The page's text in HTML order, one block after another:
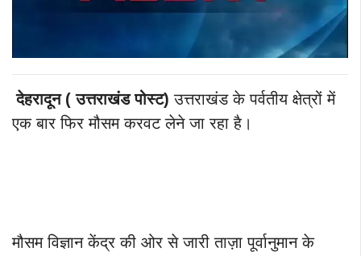
देहरादून ( उत्तराखंड पोस्ट) उत्तराखंड के पर्वतीय क्षेत्रों में
एक बार फिर मौसम करवट लेने जा रहा है।
मौसम विज्ञान केंद्र की ओर से जारी ताज़ा पूर्वानुमान के